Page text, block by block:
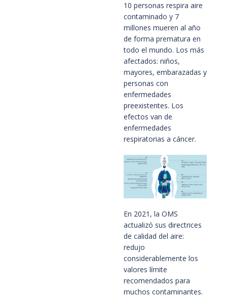
10 personas respira aire
contaminado y 7
millones mueren al año
de forma prematura en
todo el mundo. Los más
afectados: niños,
mayores, embarazadas y
personas con
enfermedades
preexistentes. Los
efectos van de
enfermedades
respiratorias a cáncer.
En 2021, la OMS
actualizó sus directrices
de calidad del aire:
redujo
considerablemente los
valores límite
recomendados para
muchos contaminantes.